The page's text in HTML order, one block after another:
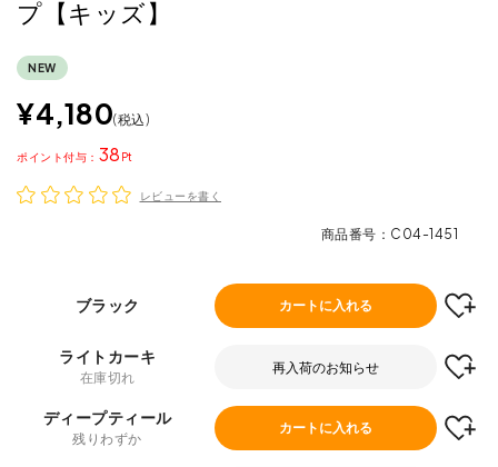
プ【キッズ】
NEW
¥4,180 税込
38
ポイント
レビューを書く
商品番号 C04-1451
ブラック カートに入れる
ライトカーキ
在庫切れ
再入荷のお知らせ
ディープティール
残りわずか
カートに入れる